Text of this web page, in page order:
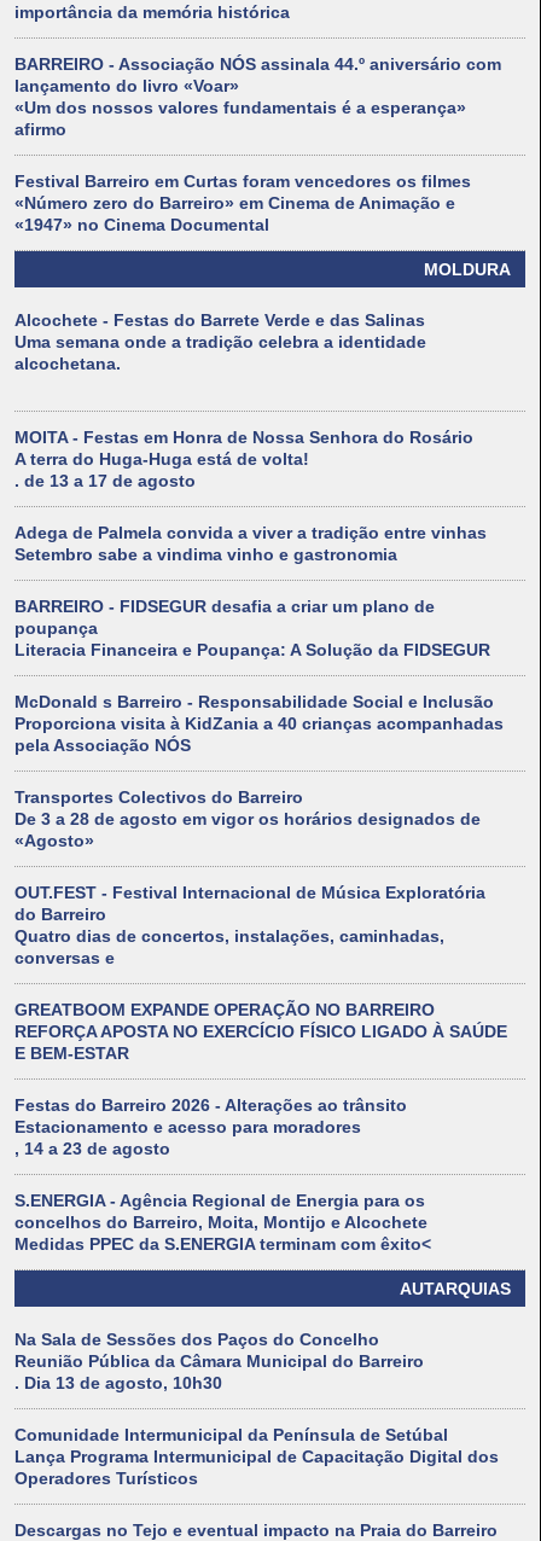
importância da memória histórica
BARREIRO - Associação NÓS assinala 44.º aniversário com
lançamento do livro «Voar»
«Um dos nossos valores fundamentais é a esperança»
afirmo
Festival Barreiro em Curtas foram vencedores os filmes
«Número zero do Barreiro» em Cinema de Animação e
«1947» no Cinema Documental
MOLDURA
Alcochete - Festas do Barrete Verde e das Salinas
Uma semana onde a tradição celebra a identidade
alcochetana.
MOITA - Festas em Honra de Nossa Senhora do Rosário
A terra do Huga-Huga está de volta!
. de 13 a 17 de agosto
Adega de Palmela convida a viver a tradição entre vinhas
Setembro sabe a vindima vinho e gastronomia
BARREIRO - FIDSEGUR desafia a criar um plano de
poupança
Literacia Financeira e Poupança: A Solução da FIDSEGUR
McDonald s Barreiro - Responsabilidade Social e Inclusão
Proporciona visita à KidZania a 40 crianças acompanhadas
pela Associação NÓS
Transportes Colectivos do Barreiro
De 3 a 28 de agosto em vigor os horários designados de
«Agosto»
OUT.FEST - Festival Internacional de Música Exploratória
do Barreiro
Quatro dias de concertos, instalações, caminhadas,
conversas e
GREATBOOM EXPANDE OPERAÇÃO NO BARREIRO
REFORÇA APOSTA NO EXERCÍCIO FÍSICO LIGADO À SAÚDE
E BEM-ESTAR
Festas do Barreiro 2026 - Alterações ao trânsito
Estacionamento e acesso para moradores
, 14 a 23 de agosto
S.ENERGIA - Agência Regional de Energia para os
concelhos do Barreiro, Moita, Montijo e Alcochete
Medidas PPEC da S.ENERGIA terminam com êxito<
AUTARQUIAS
Na Sala de Sessões dos Paços do Concelho
Reunião Pública da Câmara Municipal do Barreiro
. Dia 13 de agosto, 10h30
Comunidade Intermunicipal da Península de Setúbal
Lança Programa Intermunicipal de Capacitação Digital dos
Operadores Turísticos
Descargas no Tejo e eventual impacto na Praia do Barreiro